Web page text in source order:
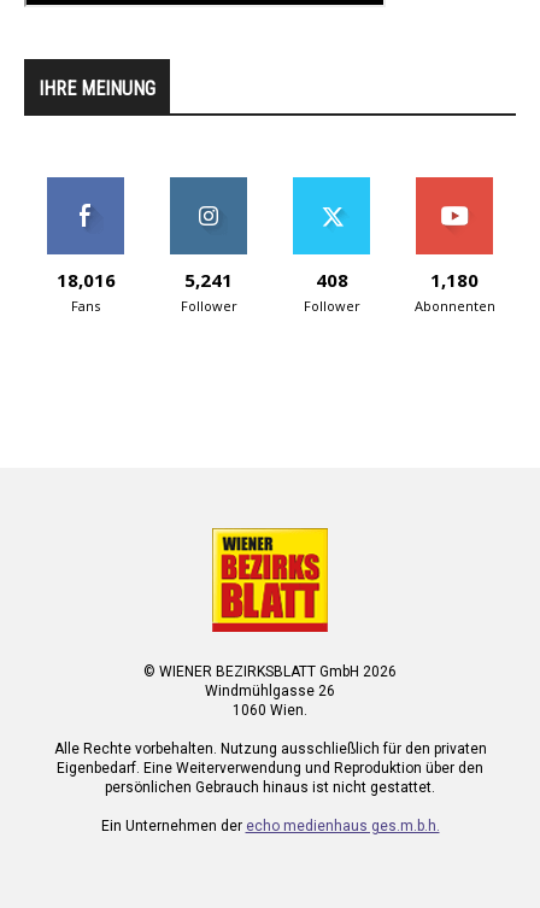
IHRE MEINUNG
18,016
Fans
5,241
Follower
408
Follower
1,180
Abonnenten
© WIENER BEZIRKSBLATT GmbH 2026
Windmühlgasse 26
1060 Wien.
Alle Rechte vorbehalten. Nutzung ausschließlich für den privaten
Eigenbedarf. Eine Weiterverwendung und Reproduktion über den
persönlichen Gebrauch hinaus ist nicht gestattet.
Ein Unternehmen der echo medienhaus ges.m.b.h.